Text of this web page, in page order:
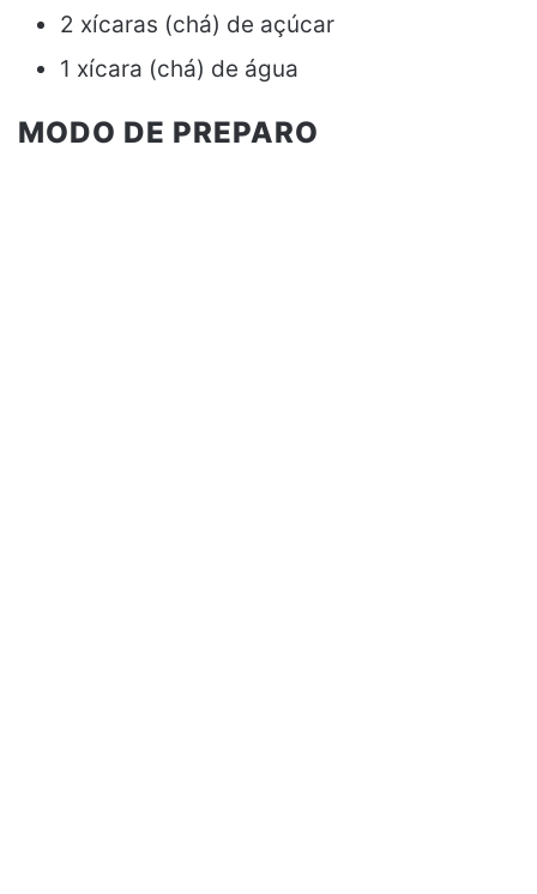
2 xícaras (chá) de açúcar
1 xícara (chá) de água
MODO DE PREPARO